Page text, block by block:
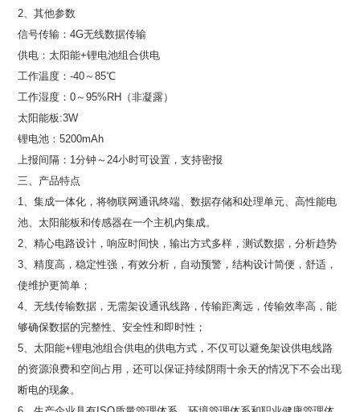
2、其他参数
信号传输：4G无线数据传输
供电：太阳能+锂电池组合供电
工作温度：-40～85℃
工作湿度：0～95%RH（非凝露）
太阳能板:3W
锂电池：5200mAh
上报间隔：1分钟～24小时可设置，支持密报
三、产品特点
1、集成一体化，将物联网通讯终端、数据存储和处理单元、高性能电
池、太阳能板和传感器在一个主机内集成。
2、精心电路设计，响应时间快，输出方式多样，测试数据，分析趋势
3、精度高，稳定性强，有效分析，自动预警，结构设计简便，舒适，
使维护更简单；
4、无线传输数据，无需架设通讯线路，传输距离远，传输效率高，能
够确保数据的完整性、安全性和即时性；
5、太阳能+锂电池组合供电的供电方式，不仅可以避免架设供电线路
的资源浪费和空间占用，还可以保证持续阴雨十余天的情况下不会出现
断电的现象。